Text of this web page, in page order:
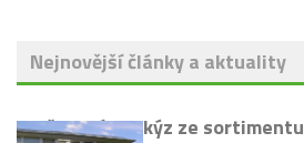
Nejnovější články a aktuality
Vyřazení markýz ze sortimentu